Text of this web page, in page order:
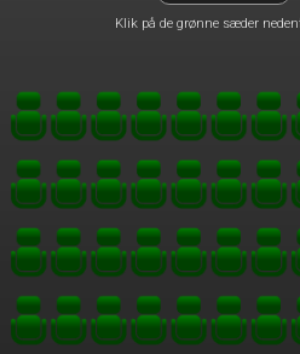
Klik på de grønne sæder